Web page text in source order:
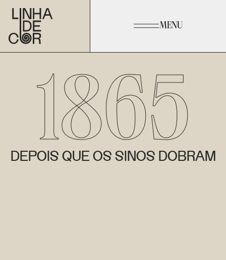
MENU
1865
DEPOIS QUE OS SINOS DOBRAM